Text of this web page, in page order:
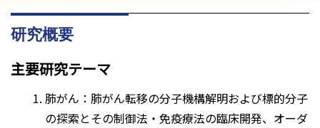
研究概要
主要研究テーマ
肺がん：肺がん転移の分子機構解明および標的分子
の探索とその制御法・免疫療法の臨床開発、オーダ